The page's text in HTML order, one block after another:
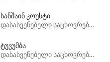
სანშაინ კოუსტი
დასასვენებელი საცხოვრებლები
ტუვუმბა
დასასვენებელი საცხოვრებლები